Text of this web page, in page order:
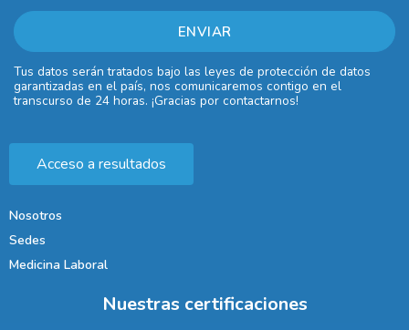
Tus datos serán tratados bajo las leyes de protección de datos
garantizadas en el país, nos comunicaremos contigo en el
transcurso de 24 horas. ¡Gracias por contactarnos!
Acceso a resultados
Nosotros
Sedes
Medicina Laboral
Nuestras certificaciones